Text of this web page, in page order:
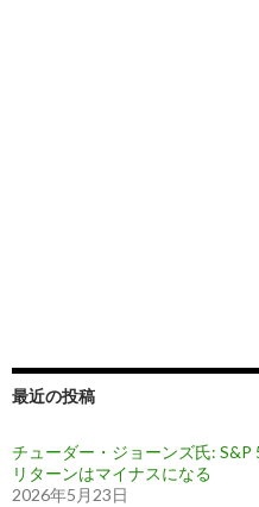
最近の投稿
チューダー・ジョーンズ氏:
リターンはマイナスになる
2026年5月23日